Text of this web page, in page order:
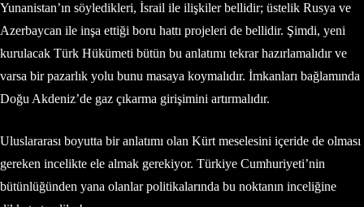
Yunanistan’ın söyledikleri, İsrail ile ilişkiler bellidir; üstelik Rusya ve
Azerbaycan ile inşa ettiği boru hattı projeleri de bellidir. Şimdi, yeni
kurulacak Türk Hükümeti bütün bu anlatımı tekrar hazırlamalıdır ve
varsa bir pazarlık yolu bunu masaya koymalıdır. İmkanları bağlamında
Doğu Akdeniz’de gaz çıkarma girişimini artırmalıdır.
Uluslararası boyutta bir anlatımı olan Kürt meselesini içeride de olması
gereken incelikte ele almak gerekiyor. Türkiye Cumhuriyeti’nin
bütünlüğünden yana olanlar politikalarında bu noktanın inceliğine